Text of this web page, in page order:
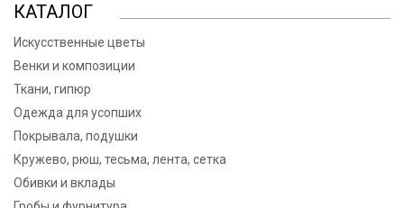
КАТАЛОГ
Искусственные цветы
Венки и композиции
Ткани, гипюр
Одежда для усопших
Покрывала, подушки
Кружево, рюш, тесьма, лента, сетка
Обивки и вклады